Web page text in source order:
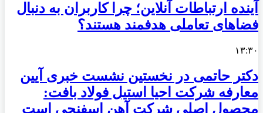
آینده ارتباطات آنلاین؛ چرا کاربران به دنبال
فضاهای تعاملی هدفمند هستند؟
۱۳:۳۰
دکتر حاتمی در نخستین نشست خبری آیین
معارفه شرکت احیا استیل فولاد بافت:
محصول اصلی شرکت آهن اسفنجی است